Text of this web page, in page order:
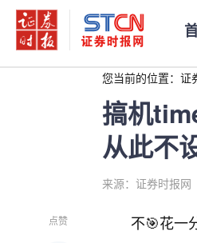
您当前的位置： 证
搞机
从此不
来源：证券时报网
点赞 不🎯花一